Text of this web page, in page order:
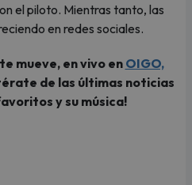
el piloto. Mientras tanto, las
en redes sociales.
mueve, en vivo en OIGO,
de las últimas noticias
y su música!